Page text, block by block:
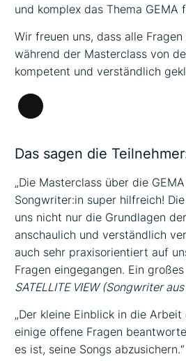
und komplex das Thema GEMA
Wir freuen uns, dass alle
während der Masterclass von
kompetent und verständlich
Lange
Das sagen die
„Die Masterclass über die
Songwriter:in super hilfreich!
uns nicht nur die Grundlagen
anschaulich und verständlich
auch sehr praxisorientiert auf
Fragen eingegangen. Ein großes
SATELLITE VIEW (Songwriter
„Der kleine Einblick in die
einige offene Fragen
es ist, seine Songs abzusichern.“